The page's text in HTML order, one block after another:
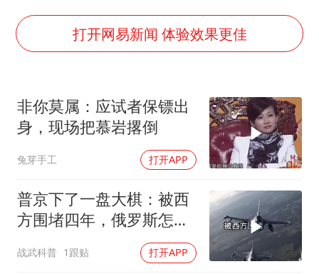
如何把百年大党建设得更加坚强有力？
打开网易新闻 体验效果更佳
非你莫属：应试者保镖出
身，现场把慕岩撂倒
兔芽手工 打开APP
普京下了一盘大棋：被西
方围堵四年，俄罗斯怎么
反倒打出了国运翻盘？
战武科普 1跟贴 打开APP